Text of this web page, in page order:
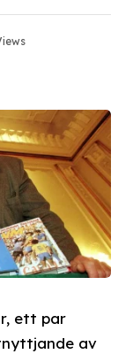
ett par
av